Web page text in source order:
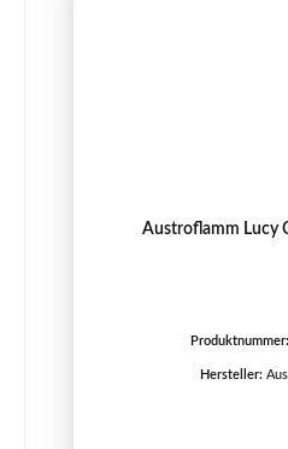
Austroflamm Lucy
Produktnummer:
Hersteller: